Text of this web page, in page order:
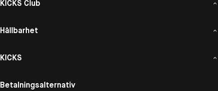
KICKS Club
Hållbarhet
KICKS
Betalningsalternativ